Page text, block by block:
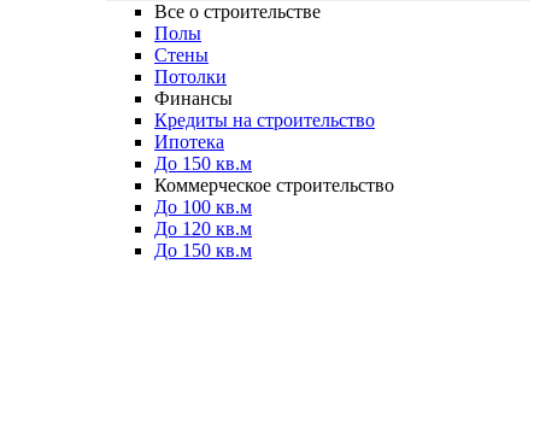
Все о строительстве
Полы
Стены
Потолки
Финансы
Кредиты на строительство
Ипотека
До 150 кв.м
Коммерческое строительство
До 100 кв.м
До 120 кв.м
До 150 кв.м